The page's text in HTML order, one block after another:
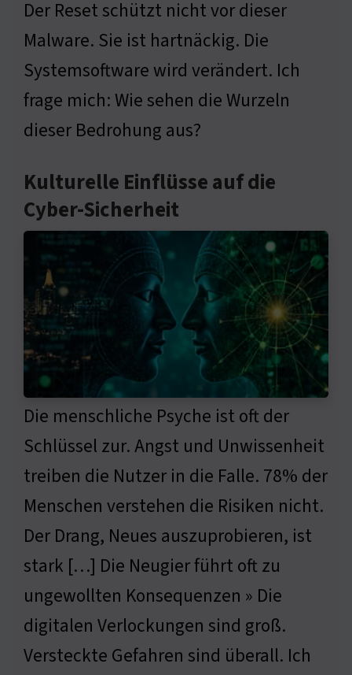
Der Reset schützt nicht vor dieser
Malware. Sie ist hartnäckig. Die
Systemsoftware wird verändert. Ich
frage mich: Wie sehen die Wurzeln
dieser Bedrohung aus?
Kulturelle Einflüsse auf die
Cyber-Sicherheit
Die menschliche Psyche ist oft der
Schlüssel zur. Angst und Unwissenheit
treiben die Nutzer in die Falle. 78% der
Menschen verstehen die Risiken nicht.
Der Drang, Neues auszuprobieren, ist
stark […] Die Neugier führt oft zu
ungewollten Konsequenzen » Die
digitalen Verlockungen sind groß.
Versteckte Gefahren sind überall. Ich